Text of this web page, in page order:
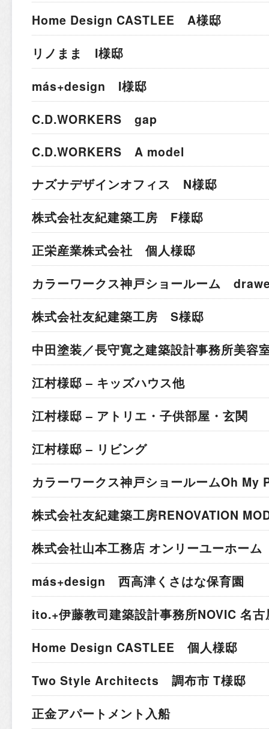
Home Design CASTLEE A様邸
リノまま I様邸
más+design I様邸
C.D.WORKERS gap
C.D.WORKERS A model
ナズナデザインオフィス N様邸
株式会社友紀建築工房 F様邸
正栄産業株式会社 個人様邸
カラーワークス神戸ショールーム
株式会社友紀建築工房 S様邸
中田塗装／長守寛之建築設計事務所美容
江村様邸 – キッズハウス他
江村様邸 – アトリエ・子供部屋・玄関
江村様邸 – リビング
カラーワークス神戸ショールームOh My
株式会社友紀建築工房RENOVATION
株式会社山本工務店 オンリーユーホー
más+design 西高津くさはな保育園
ito.+伊藤教司建築設計事務所NOVIC 名
Home Design CASTLEE 個人様邸
Two Style Architects 調布市 T様邸
正金アパートメント入船